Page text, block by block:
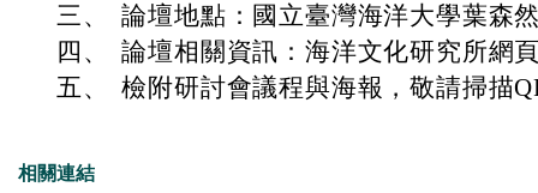
三、
論壇地點：國立臺灣海洋大學葉森
四、
論壇相關資訊：海洋文化研究所網
五、
檢附研討會議程與海報，敬請掃描
相關連結